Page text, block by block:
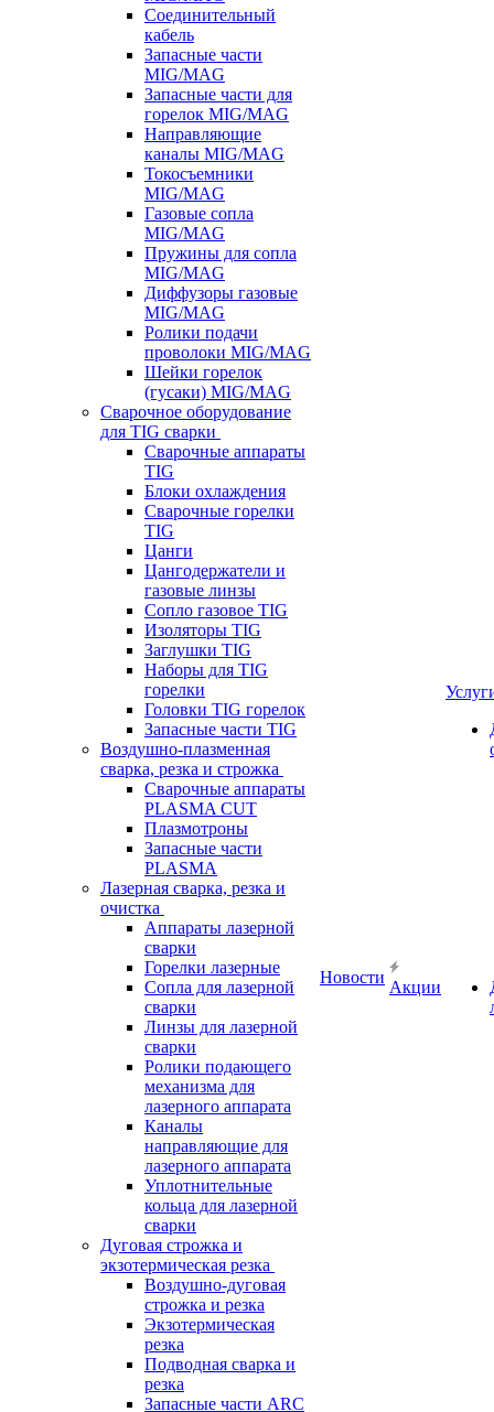
Соединительный
кабель
Запасные части
MIG/MAG
Запасные части для
горелок MIG/MAG
Направляющие
каналы MIG/MAG
Токосъемники
MIG/MAG
Газовые сопла
MIG/MAG
Пружины для сопла
MIG/MAG
Диффузоры газовые
MIG/MAG
Ролики подачи
проволоки MIG/MAG
Шейки горелок
(гусаки) MIG/MAG
Сварочное оборудование
для TIG сварки
Сварочные аппараты
TIG
Блоки охлаждения
Сварочные горелки
TIG
Цанги
Цангодержатели и
газовые линзы
Сопло газовое TIG
Изоляторы TIG
Заглушки TIG
Наборы для TIG
горелки
Головки TIG горелок
Запасные части TIG
Воздушно-плазменная
сварка, резка и строжка
Сварочные аппараты
PLASMA CUT
Плазмотроны
Запасные части
PLASMA
Лазерная сварка, резка и
очистка
Аппараты лазерной
сварки
Горелки лазерные
Сопла для лазерной
сварки
Линзы для лазерной
сварки
Ролики подающего
механизма для
лазерного аппарата
Каналы
направляющие для
лазерного аппарата
Уплотнительные
кольца для лазерной
сварки
Дуговая строжка и
экзотермическая резка
Воздушно-дуговая
строжка и резка
Экзотермическая
резка
Подводная сварка и
резка
Запасные части ARC
Новости
Акции